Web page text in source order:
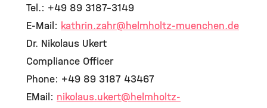
Tel.: +49 89 3187-3149
E-Mail: kathrin.zahr@helmholtz-muenchen.de
Dr. Nikolaus Ukert
Compliance Officer
Phone: +49 89 3187 43467
EMail: nikolaus.ukert@helmholtz-